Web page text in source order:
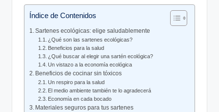
Índice de Contenidos
Sartenes ecológicas: elige saludablemente
¿Qué son las sartenes ecológicas?
Beneficios para la salud
¿Qué buscar al elegir una sartén ecológica?
Un vistazo a la economía ecológica
Beneficios de cocinar sin tóxicos
Un respiro para la salud
El medio ambiente también te lo agradecerá
Economía en cada bocado
Materiales seguros para tus sartenes